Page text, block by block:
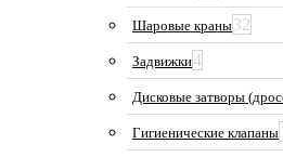
Шаровые краны32
Задвижки4
Дисковые затворы
Гигиенические клапаны